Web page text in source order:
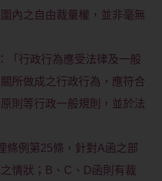
內之自由裁量權，並非毫無
「行政行為應受法律及一般
所做成之行政行為，應符合
則等行政一般規則，並於法
條例第25條，針對A函之部
情狀；B、C、D函則有裁